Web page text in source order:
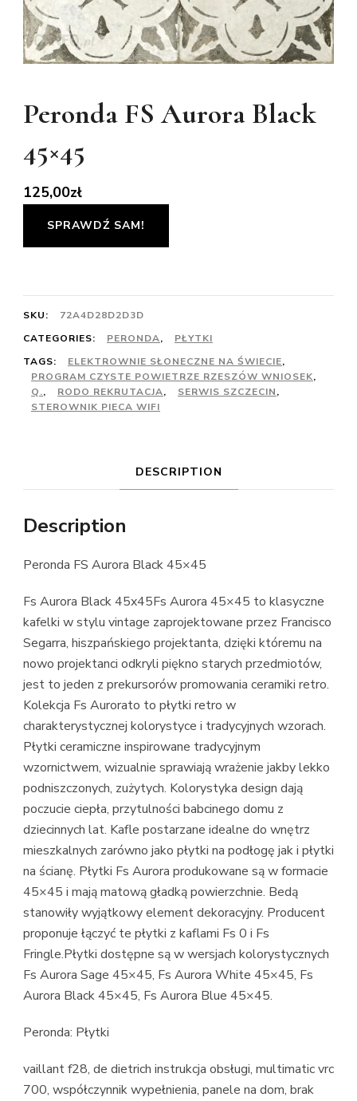
Peronda FS Aurora Black
45×45
125,00zł
SPRAWDŹ SAM!
SKU:
72A4D28D2D3D
CATEGORIES:
PERONDA,
PŁYTKI
TAGS:
ELEKTROWNIE SŁONECZNE NA ŚWIECIE,
PROGRAM CZYSTE POWIETRZE RZESZÓW WNIOSEK,
Q., RODO REKRUTACJA, SERWIS SZCZECIN,
STEROWNIK PIECA WIFI
DESCRIPTION
Description
Peronda FS Aurora Black 45×45
Fs Aurora Black 45x45Fs Aurora 45×45 to klasyczne
kafelki w stylu vintage zaprojektowane przez Francisco
Segarra, hiszpańskiego projektanta, dzięki któremu na
nowo projektanci odkryli piękno starych przedmiotów,
jest to jeden z prekursorów promowania ceramiki retro.
Kolekcja Fs Aurorato to płytki retro w
charakterystycznej kolorystyce i tradycyjnych wzorach.
Płytki ceramiczne inspirowane tradycyjnym
wzornictwem, wizualnie sprawiają wrażenie jakby lekko
podniszczonych, zużytych. Kolorystyka design dają
poczucie ciepła, przytulności babcinego domu z
dziecinnych lat. Kafle postarzane idealne do wnętrz
mieszkalnych zarówno jako płytki na podłogę jak i płytki
na ścianę. Płytki Fs Aurora produkowane są w formacie
45×45 i mają matową gładką powierzchnie. Bedą
stanowiły wyjątkowy element dekoracyjny. Producent
proponuje łączyć te płytki z kaflami Fs 0 i Fs
Fringle.Płytki dostępne są w wersjach kolorystycznych
Fs Aurora Sage 45×45, Fs Aurora White 45×45, Fs
Aurora Black 45×45, Fs Aurora Blue 45×45.
Peronda: Płytki
vaillant f28, de dietrich instrukcja obsługi, multimatic vrc
700, współczynnik wypełnienia, panele na dom, brak